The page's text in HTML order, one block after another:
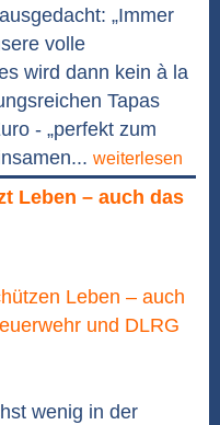
„Immer
volle
wird dann kein à la
Tapas
- „perfekt zum
weiterlesen
Leben – auch das
wenig in der